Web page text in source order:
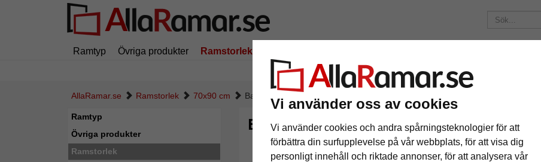
Vi använder oss av cookies
Vi använder cookies och andra spårningsteknologier för att
förbättra din surfupplevelse på vår webbplats, för att visa dig
personligt innehåll och riktade annonser, för att analysera vår
Ramtyp Övriga produkter Ramstorlek
195 kr i leveranskostnad.Oavsett hur mycket du beställer.
AllaRamar.se Ramstorlek 70x90 cm Barockram Carolina
Ramtyp
Övriga produkter
Ramstorlek
Barockram Carolina